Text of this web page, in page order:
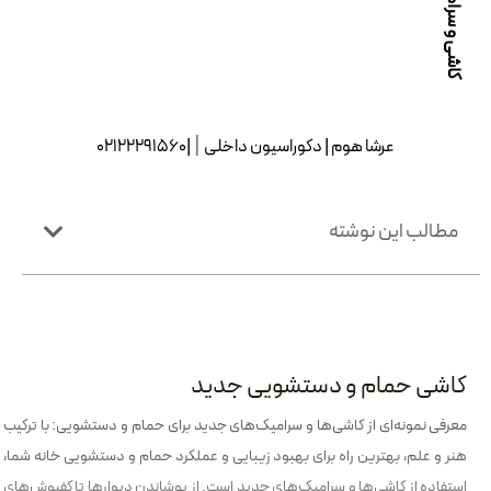
عرشا هوم| دکوراسیون داخلی |
|02122291560
مطالب این نوشته
کاشی حمام و دستشویی جدید
معرفی نمونه‌ای از کاشی‌ها و سرامیک‌های جدید برای حمام و دستشویی: با ترکیب
هنر و علم، بهترین راه برای بهبود زیبایی و عملکرد حمام و دستشویی خانه شما،